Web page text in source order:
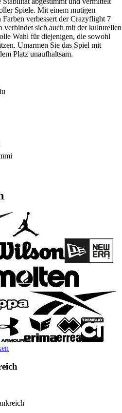
Spiele. Mit einem mutigen
verbessert der Crazyflight 7
verbindet sich auch mit der kulturellen
Wahl für diejenigen, die sowohl
Umarmen Sie das Spiel mit
Platz unaufhaltsam.